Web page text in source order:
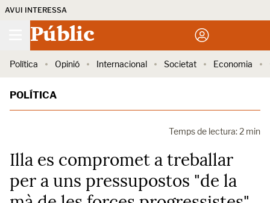
AVUI INTERESSA
Públic
Política Opinió Internacional Societat Economia
POLÍTICA
Temps de lectura: 2 min
Illa es compromet a treballar
per a uns pressupostos "de la